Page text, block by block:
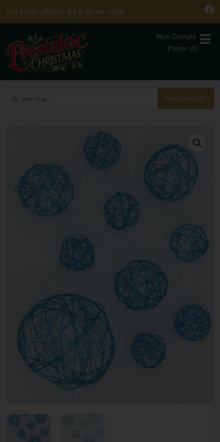
Livraison offerte à partir de 100€
Mon Compte
Panier (0)
Rechercher